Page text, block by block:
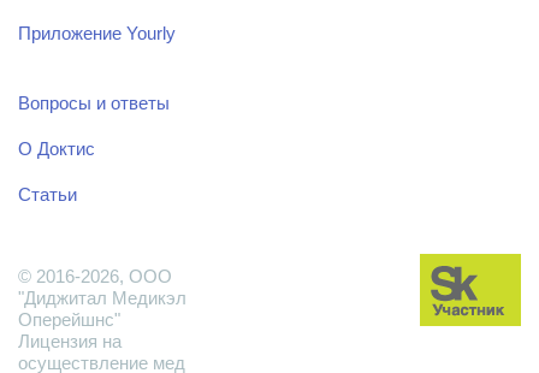
Приложение Yourly
Вопросы и ответы
О Доктис
Статьи
© 2016-2026, ООО
"Диджитал Медикэл
Оперейшнс"
Лицензия на
осуществление мед